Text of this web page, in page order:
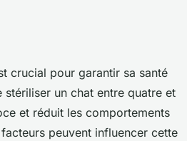
crucial pour garantir sa santé
un chat entre quatre et
et réduit les comportements
peuvent influencer cette